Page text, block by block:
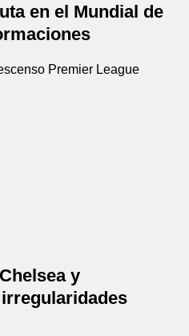
en el Mundial de
y